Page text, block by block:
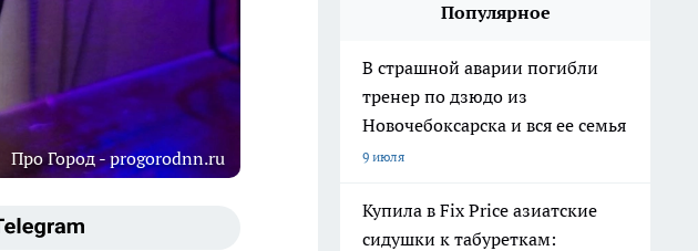
Про Город - progorodnn.ru
Популярное
В страшной аварии погибли
тренер по дзюдо из
Новочебоксарска и вся ее семья
9 июля
Купила в Fix Price азиатские
сидушки к табуреткам: